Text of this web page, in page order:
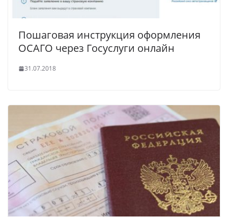
Пошаговая инструкция оформления
ОСАГО через Госуслуги онлайн
31.07.2018